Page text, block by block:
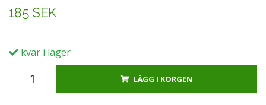
185 SEK
kvar i lager
LÄGG I KORGEN